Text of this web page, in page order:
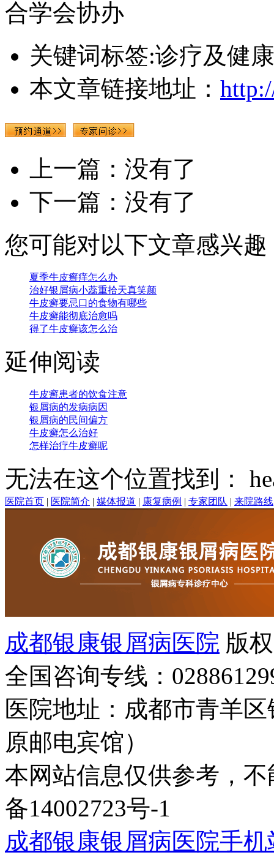
合学会协办
关键词标签:诊疗及健
本文章链接地址：
上一篇：没有了
下一篇：没有了
您可能对以下文章感兴趣
夏季牛皮癣痒怎么办
治好银屑病小蕊重拾天真笑颜
牛皮癣要忌口的食物有哪些
牛皮癣能彻底治愈吗
得了牛皮癣该怎么治
延伸阅读
牛皮癣患者的饮食注意
银屑病的发病病因
银屑病的民间偏方
牛皮癣怎么治好
怎样治疗牛皮癣呢
无法在这个位置找到：
医院首页 | 医院简介 | 媒体报道 | 康复病例 | 专家团队 | 来院路线
成都银康银屑病医院 版
全国咨询专线：
医院地址：成都市青羊
原邮电宾馆）
本网站信息仅供参考，
备14002723号-1
成都银康银屑病医院手机